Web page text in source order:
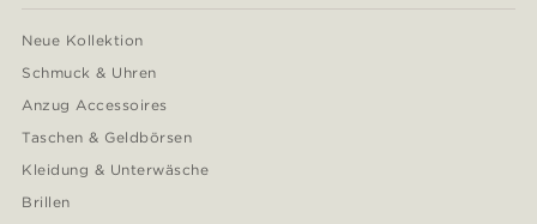
Neue Kollektion
Schmuck & Uhren
Anzug Accessoires
Taschen & Geldbörsen
Kleidung & Unterwäsche
Brillen